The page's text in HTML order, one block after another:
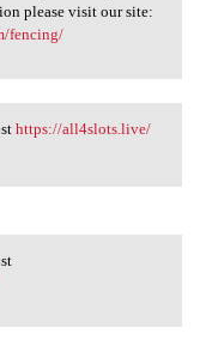
please visit our site:
fencing/
post
https://all4slots.live/
post